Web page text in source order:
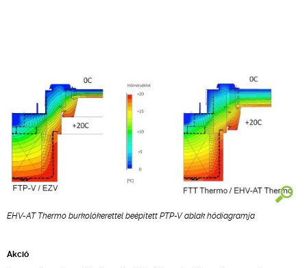
EHV-AT Thermo burkolókerettel beépített PTP-V ablak hődiagramja
Akció